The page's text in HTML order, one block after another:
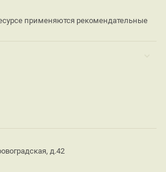
применяются рекомендательные
д.42